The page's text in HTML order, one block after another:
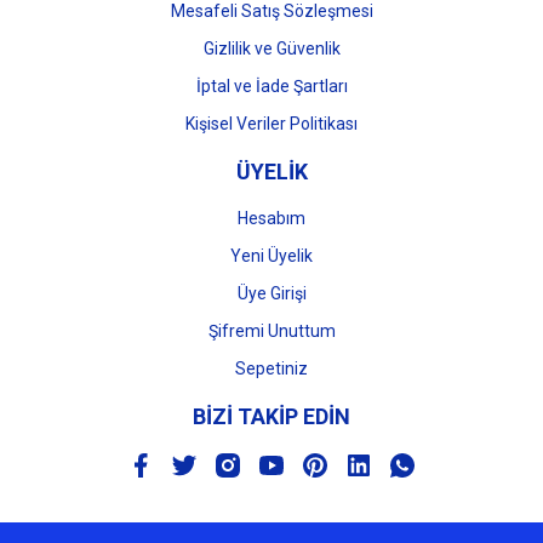
Mesafeli Satış Sözleşmesi
Gizlilik ve Güvenlik
İptal ve İade Şartları
Kişisel Veriler Politikası
ÜYELİK
Hesabım
Yeni Üyelik
Üye Girişi
Şifremi Unuttum
Sepetiniz
BİZİ TAKİP EDİN